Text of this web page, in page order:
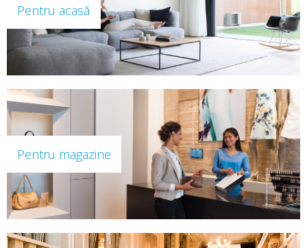
Pentru acasă
Pentru magazine